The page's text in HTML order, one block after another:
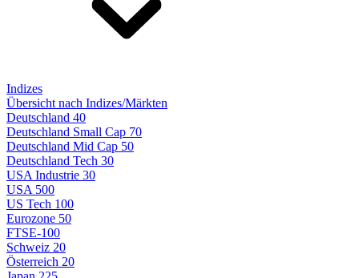
Indizes
Übersicht nach Indizes/Märkten
Deutschland 40
Deutschland Small Cap 70
Deutschland Mid Cap 50
Deutschland Tech 30
USA Industrie 30
USA 500
US Tech 100
Eurozone 50
FTSE-100
Schweiz 20
Österreich 20